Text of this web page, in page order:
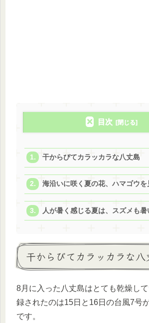
目次
干からびてカラッカラな八丈島
海沿いに咲く夏の花、ハマゴウを
人が暑く感じる夏は、スズメも暑
干からびてカラッカラな八
8月に入った八丈島はとても乾燥し
録されたのは15日と16日の台風7号
です。